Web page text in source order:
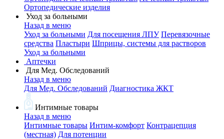
Ортопедические изделия
Уход за больными
Назад в меню
Уход за больными Для посещения ЛПУ Перевязочные
средства Пластыри Шприцы, системы для растворов
Уход за больными
Аптечки
Для Мед. Обследований
Назад в меню
Для Мед. Обследований Диагностика ЖКТ
Интимные товары
Назад в меню
Интимные товары Интим-комфорт Контрацепция
(местная) Для потенции